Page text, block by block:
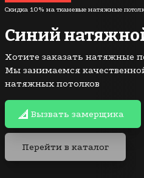
Скидка 10% на тканевые натяжные
Синий
Хотите заказать натяжные
Мы занимаемся
натяжных потолков
Вызвать замерщика
Перейти в каталог